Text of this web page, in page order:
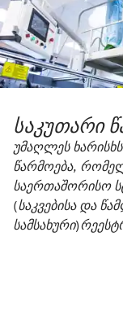
საკუთარი
უმაღლეს
წარმოება,
საერთაშორისო
(საკვებისა და